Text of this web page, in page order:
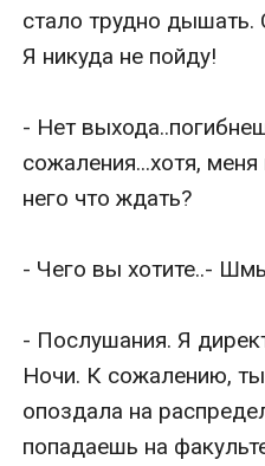
стало трудно дышать.
Я никуда не пойду!
- Нет
сожаления...хотя,
него что ждать?
- Чего вы хотите..-
- Послушания. Я
Ночи. К сожалению,
опоздала на
попадаешь на